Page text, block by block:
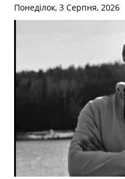
Понеділок, 3 Серпня, 2026